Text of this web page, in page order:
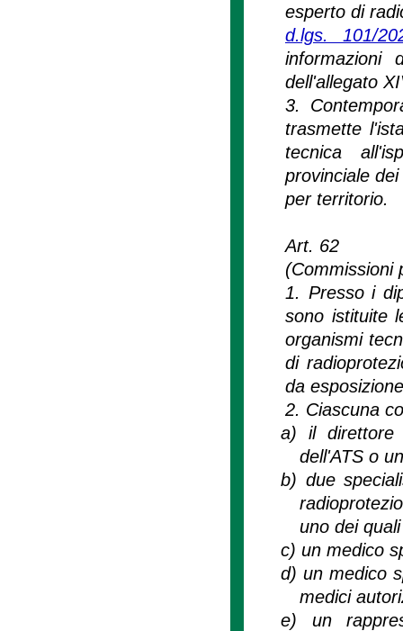
esperto di
d.lgs. 101/
dell'allegato
3.
trasmette
tecnica
provinciale
per territorio.
Art. 62
(Commissioni
1. Presso i
sono istituite
organismi
di
da
2. Ciascuna
a)il direttore
dell'ATS o
b) due
uno dei
c)un medico
d)un medico
medici
e) un